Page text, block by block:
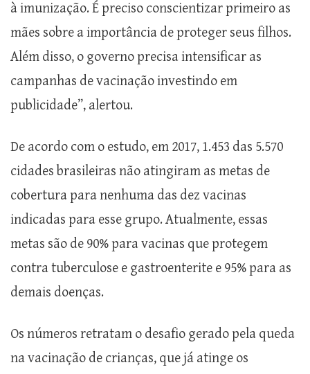
à imunização. É preciso conscientizar primeiro as
mães sobre a importância de proteger seus filhos.
Além disso, o governo precisa intensificar as
campanhas de vacinação investindo em
publicidade”, alertou.
De acordo com o estudo, em 2017, 1.453 das 5.570
cidades brasileiras não atingiram as metas de
cobertura para nenhuma das dez vacinas
indicadas para esse grupo. Atualmente, essas
metas são de 90% para vacinas que protegem
contra tuberculose e gastroenterite e 95% para as
demais doenças.
Os números retratam o desafio gerado pela queda
na vacinação de crianças, que já atinge os